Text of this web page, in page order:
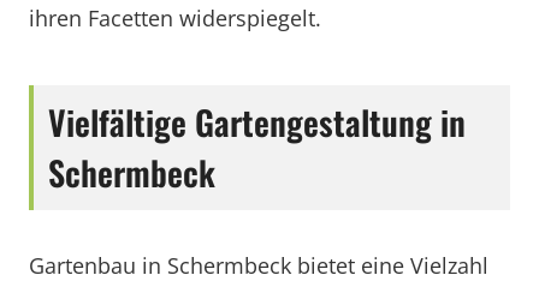
ihren Facetten widerspiegelt.
Vielfältige Gartengestaltung in
Schermbeck
Gartenbau in Schermbeck bietet eine Vielzahl